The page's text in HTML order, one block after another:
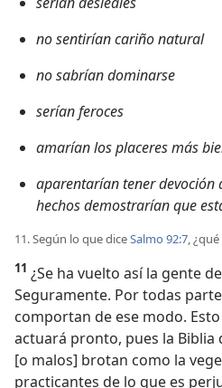
no sentirían cariño natural
no sabrían dominarse
serían feroces
amarían los placeres más
aparentarían tener devoción
hechos demostrarían que
11. Según lo que diceSalmo 92:7 ,
11 ¿Se ha vuelto así la gente
Seguramente. Por todas
comportan de ese modo.
actuará pronto, pues la Biblia
[o malos] brotan como la
practicantes de lo que es